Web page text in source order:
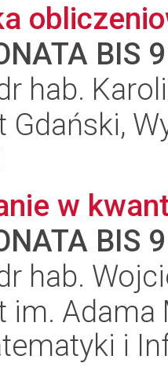
BIS 9
hab.
Gdański,
w
BIS 9
hab.
im.
i